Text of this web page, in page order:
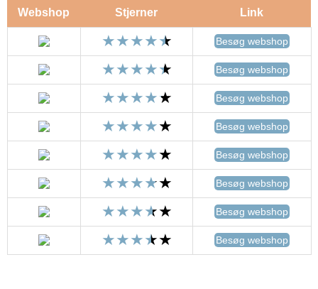
Webshop Stjerner Link
Besøg webshop
Besøg webshop
Besøg webshop
Besøg webshop
Besøg webshop
Besøg webshop
Besøg webshop
Besøg webshop